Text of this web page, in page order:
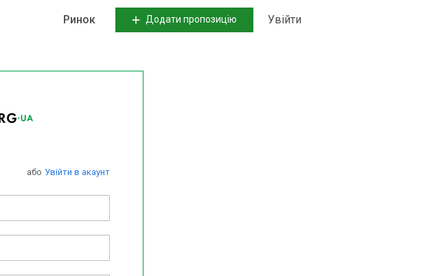
Ринок Додати пропозицію Увійти
або Увійти в акаунт